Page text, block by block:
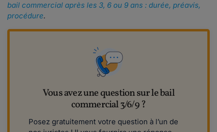
bail commercial après les 3, 6 ou 9 ans : durée, préavis,
procédure.
Vous avez une question sur le bail
commercial 3/6/9 ?
Posez gratuitement votre question à l’un de